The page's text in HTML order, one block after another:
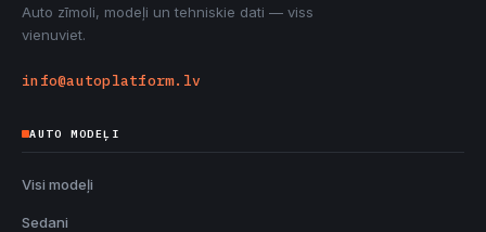
Auto zīmoli, modeļi un tehniskie dati — viss
vienuviet.
info@autoplatform.lv
AUTO MODEĻI
Visi modeļi
Sedani